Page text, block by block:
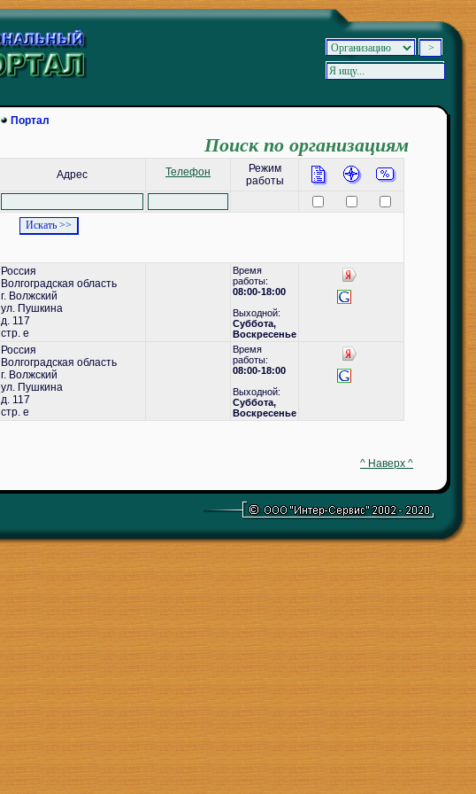
Портал
Поиск по организациям
Адрес Телефон
Режим
работы
Россия
Волгоградская область
г. Волжский
ул. Пушкина
д. 117
стр. е
Время
работы:
08:00-18:00
Выходной:
Суббота,
Воскресенье
Россия
Волгоградская область
г. Волжский
ул. Пушкина
д. 117
стр. е
Время
работы:
08:00-18:00
Выходной:
Суббота,
Воскресенье
^ Наверх ^